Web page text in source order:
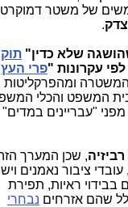
משטר דמוקרטי
שלא כדין" תוקן
"פרי העץ
ומהפרקליטות
והכלי המשפטי
במדים"
, שכן המערך הזה
נאמנים וישרים,
ראיות, תפירת
אזרחיםנבחרי